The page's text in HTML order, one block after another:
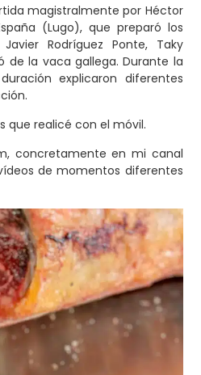
magistralmente por Héctor
(Lugo), que preparó los
Rodríguez Ponte, Taky
de la vaca gallega. Durante la
explicaron diferentes
que realicé con el móvil.
concretamente en mi canal
de momentos diferentes